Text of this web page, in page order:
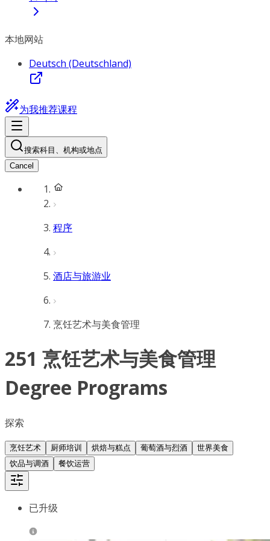
本地网站
Deutsch (Deutschland)
为我推荐课程
搜索科目、机构或地点
Cancel
程序
酒店与旅游业
烹饪艺术与美食管理
251 烹饪艺术与美食管理
Degree Programs
探索
烹饪艺术 厨师培训 烘焙与糕点 葡萄酒与烈酒
世界美食
饮品与调酒
餐饮运营
已升级